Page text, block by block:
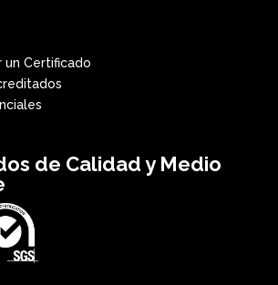
Certificado
de Calidad y Medio